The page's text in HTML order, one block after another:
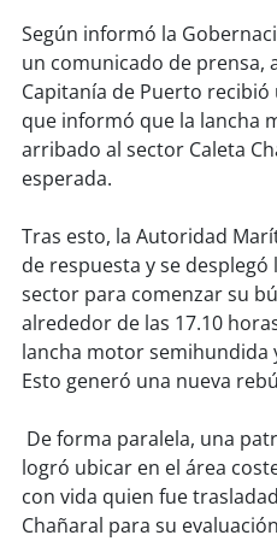
soycopiapó
soyvalparaíso
soyquillota
soychillán
soysancarlos
soytalcahuano
soyconcepción
soycoronel
Según informó la
un comunicado de prensa,
Capitanía de Puerto
que informó que la lancha
arribado al sector Caleta
esperada.
Tras esto, la Autoridad
de respuesta y se
sector para comenzar su
alrededor de las 17.10
lancha motor
Esto generó una nueva
De forma paralela, una
logró ubicar en el área
con vida quien fue
Chañaral para su